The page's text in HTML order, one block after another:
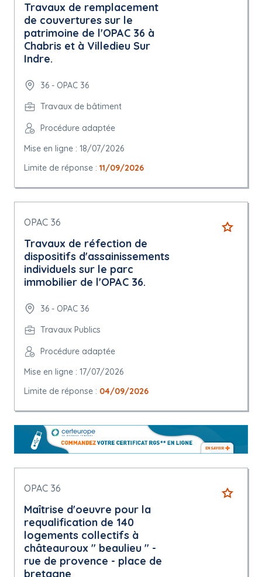
Travaux de remplacement
de couvertures sur le
patrimoine de l'OPAC 36 à
Chabris et à Villedieu Sur
Indre.
36 - OPAC 36
Travaux de bâtiment
Procédure adaptée
Mise en ligne : 18/07/2026
Limite de réponse : 11/09/2026
OPAC 36
Travaux de réfection de
dispositifs d'assainissements
individuels sur le parc
immobilier de l'OPAC 36.
36 - OPAC 36
Travaux Publics
Procédure adaptée
Mise en ligne : 17/07/2026
Limite de réponse : 04/09/2026
OPAC 36
Maîtrise d'oeuvre pour la
requalification de 140
logements collectifs à
châteauroux " beaulieu " -
rue de provence - place de
bretagne